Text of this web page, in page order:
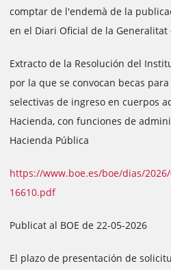
comptar de l'endemà de la
en el Diari Oficial de la Generalitat
Extracto de la Resolución del
por la que se convocan becas
selectivas de ingreso en cuerpos
Hacienda, con funciones de
Hacienda Pública
https://www.boe.es/boe/dias/
16610.pdf
Publicat al BOE de 22-05-2026
El plazo de presentación de